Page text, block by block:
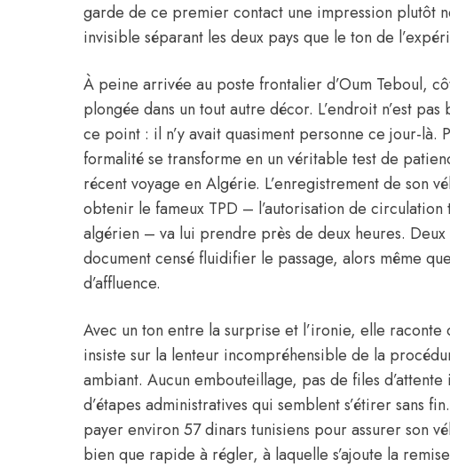
garde de ce premier contact une impression plutôt
invisible séparant les deux pays que le ton de
À peine arrivée au poste frontalier d’Oum Teboul,
plongée dans un tout autre décor. L’endroit n’est
ce point : il n’y avait quasiment personne ce jour-là.
formalité se transforme en un véritable test de
récent voyage en Algérie. L’enregistrement de son
obtenir le fameux TPD – l’autorisation de
algérien – va lui prendre près de deux heures. Deux
document censé fluidifier le passage, alors même
d’affluence.
Avec un ton entre la surprise et l’ironie, elle raconte
insiste sur la lenteur incompréhensible de la
ambiant. Aucun embouteillage, pas de files
d’étapes administratives qui semblent s’étirer sans
payer environ 57 dinars tunisiens pour assurer son
bien que rapide à régler, à laquelle s’ajoute la